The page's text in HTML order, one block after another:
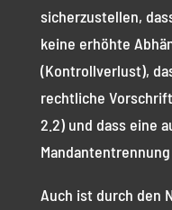
sicherzustellen,
keine erhöhte
(Kontrollverlust),
rechtliche
2.2) und dass eine
Auch ist durch den